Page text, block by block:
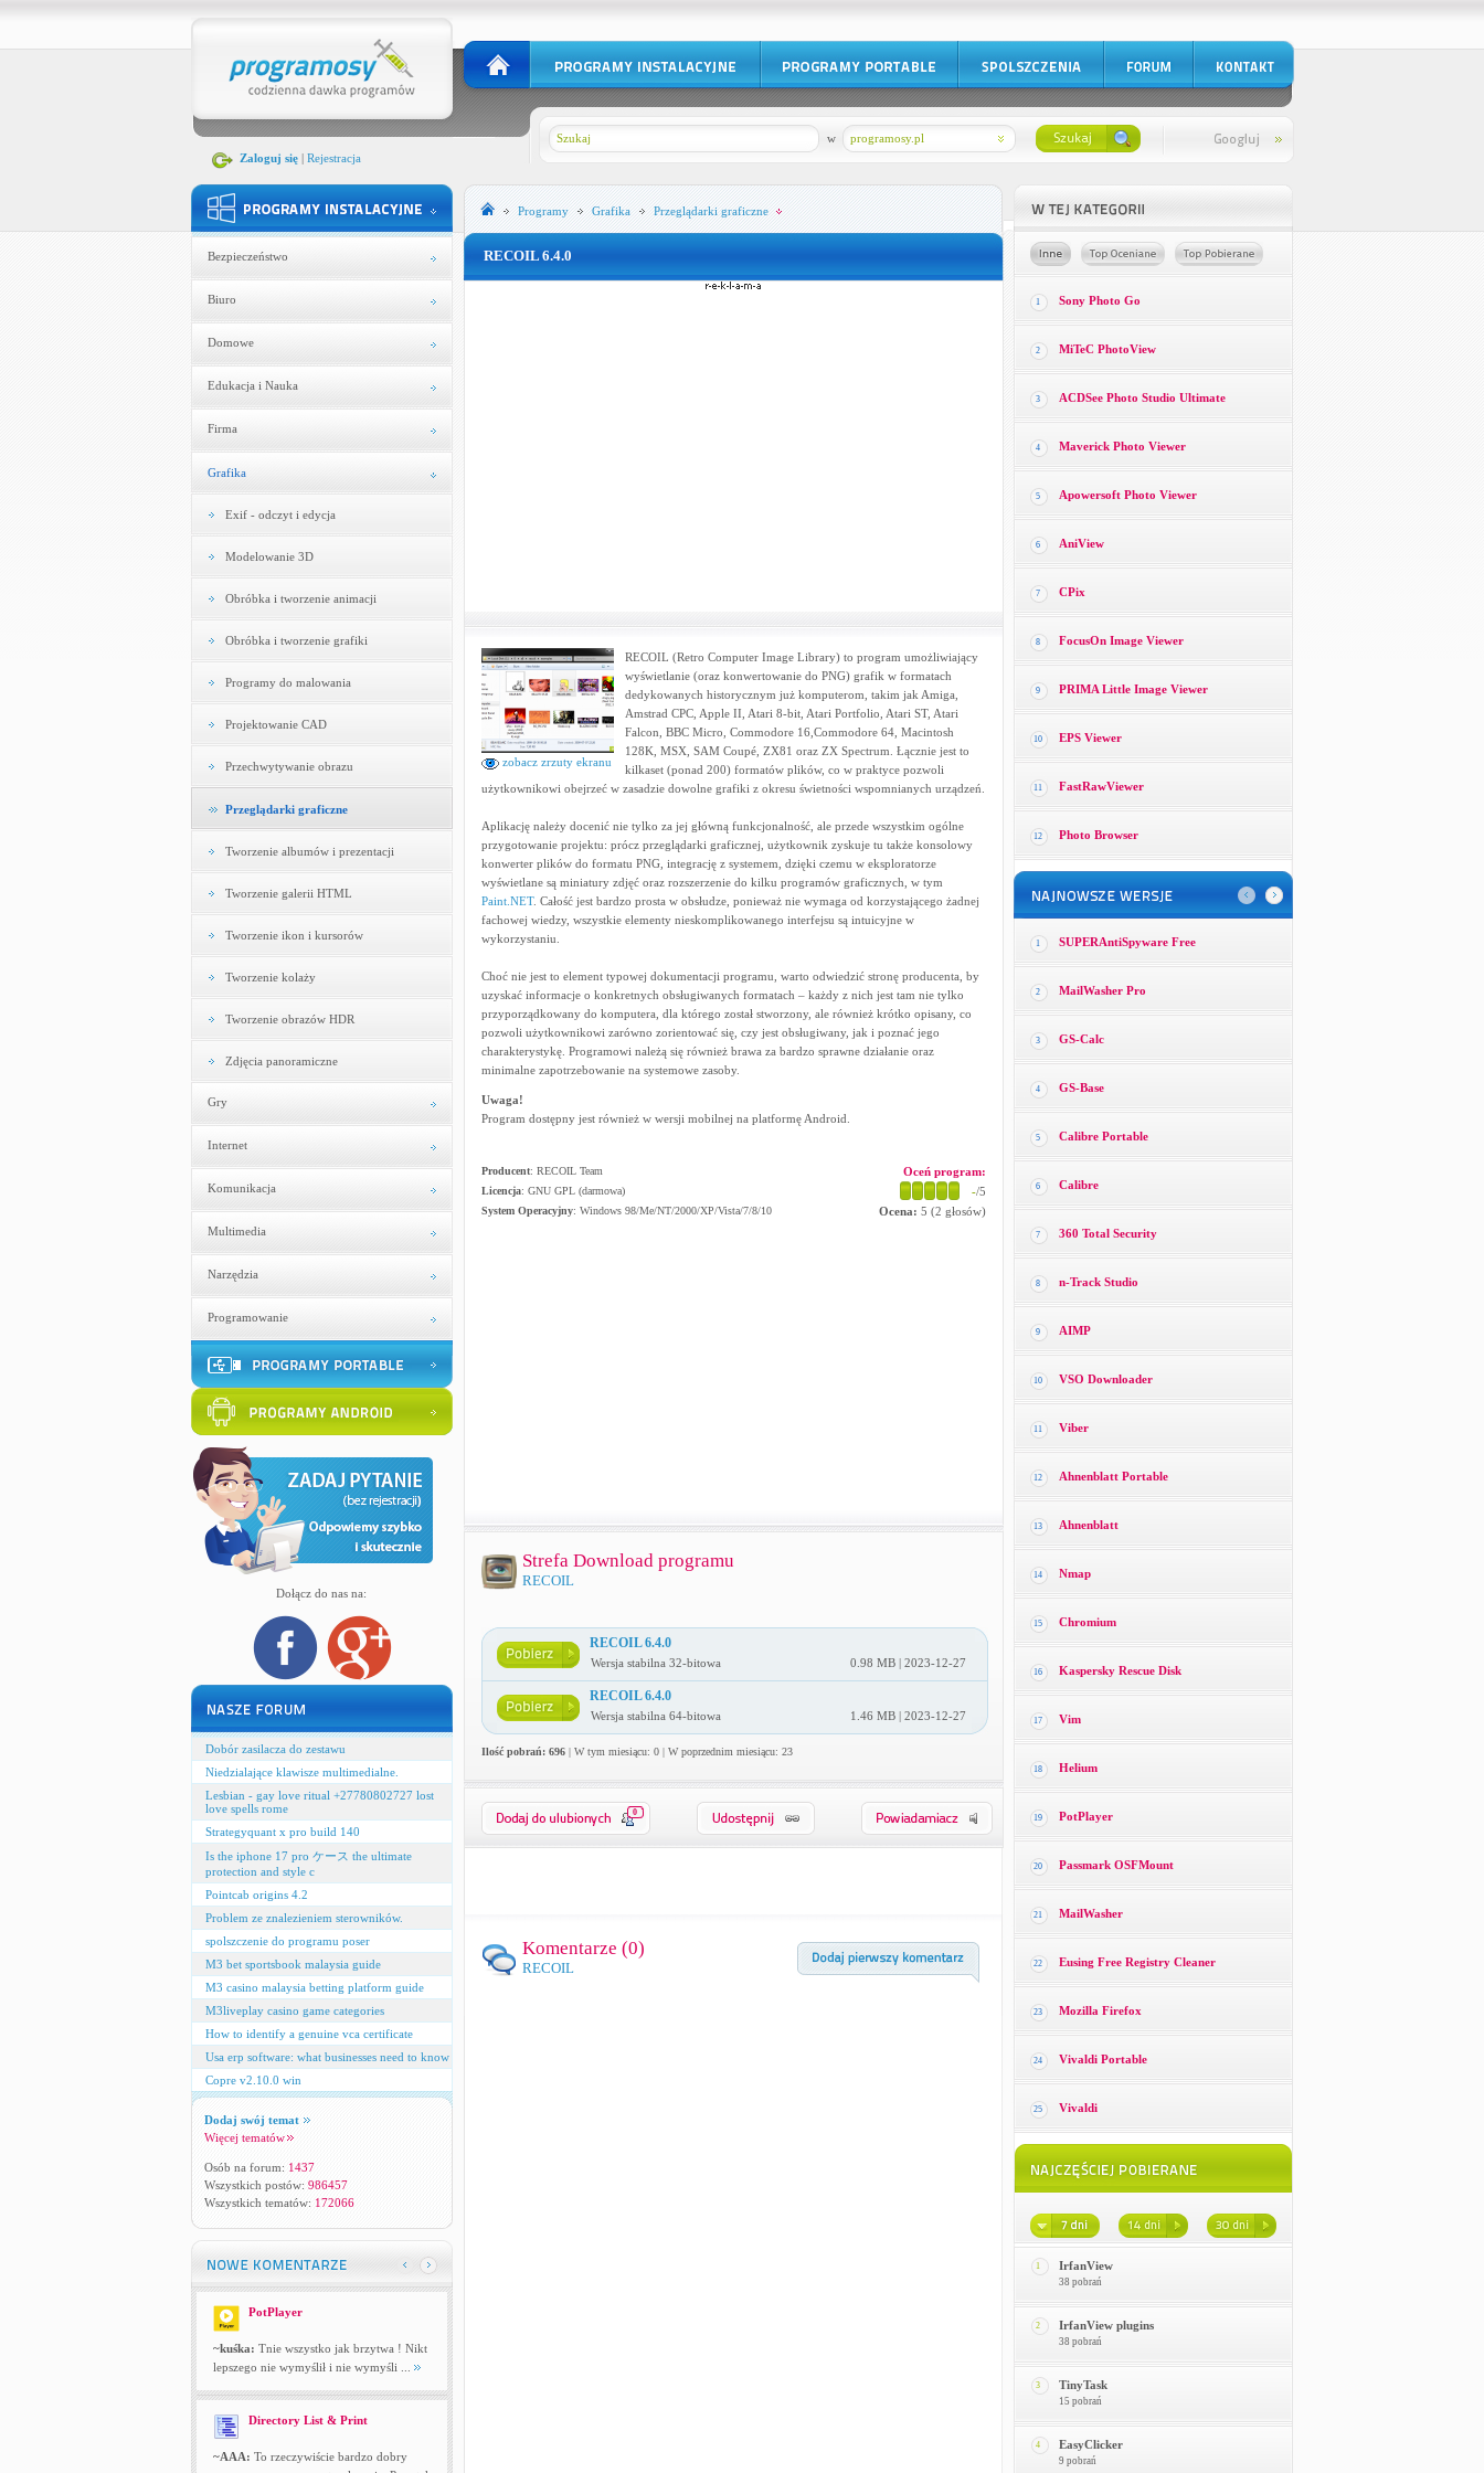
Zaloguj się| Rejestracja
programosy.pl
w
Bezpieczeństwo
Biuro
Domowe
Edukacja i Nauka
Firma
Grafika
Exif - odczyt i edycja
Modelowanie 3D
Obróbka i tworzenie animacji
Obróbka i tworzenie grafiki
Programy do malowania
Projektowanie CAD
Przechwytywanie obrazu
Przeglądarki graficzne
Tworzenie albumów i prezentacji
Tworzenie galerii HTML
Tworzenie ikon i kursorów
Tworzenie kolaży
Tworzenie obrazów HDR
Zdjęcia panoramiczne
Gry
Internet
Komunikacja
Multimedia
Narzędzia
Programowanie
Dołącz do nas na:
Dobór zasilacza do zestawu
Niedzialające klawisze multimedialne.
Lesbian - gay love ritual +27780802727 lost
love spells rome
Strategyquant x pro build 140
Is the iphone 17 pro ケース the ultimate
protection and style c
Pointcab origins 4.2
Problem ze znalezieniem sterowników.
spolszczenie do programu poser
M3 bet sportsbook malaysia guide
M3 casino malaysia betting platform guide
M3liveplay casino game categories
How to identify a genuine vca certificate
Usa erp software: what businesses need to know
Copre v2.10.0 win
Dodaj swój temat
Więcej tematów
Osób na forum: 1437
Wszystkich postów: 986457
Wszystkich tematów: 172066
PotPlayer
~kuśka: Tnie wszystko jak brzytwa ! Nikt
lepszego nie wymyślił i nie wymyśli ...
Directory List & Print
~AAA: To rzeczywiście bardzo dobry
Programy Grafika Przeglądarki graficzne
RECOIL 6.4.0
zobacz zrzuty ekranu
RECOIL (Retro Computer Image Library) to program umożliwiający
wyświetlanie (oraz konwertowanie do PNG) grafik w formatach
dedykowanych historycznym już komputerom, takim jak Amiga,
Amstrad CPC, Apple II, Atari 8-bit, Atari Portfolio, Atari ST, Atari
Falcon, BBC Micro, Commodore 16,Commodore 64, Macintosh
128K, MSX, SAM Coupé, ZX81 oraz ZX Spectrum. Łącznie jest to
kilkaset (ponad 200) formatów plików, co w praktyce pozwoli
użytkownikowi obejrzeć w zasadzie dowolne grafiki z okresu świetności wspomnianych urządzeń.
Aplikację należy docenić nie tylko za jej główną funkcjonalność, ale przede wszystkim ogólne
przygotowanie projektu: prócz przeglądarki graficznej, użytkownik zyskuje tu także konsolowy
konwerter plików do formatu PNG, integrację z systemem, dzięki czemu w eksploratorze
wyświetlane są miniatury zdjęć oraz rozszerzenie do kilku programów graficznych, w tym
Paint.NET. Całość jest bardzo prosta w obsłudze, ponieważ nie wymaga od korzystającego żadnej
fachowej wiedzy, wszystkie elementy nieskomplikowanego interfejsu są intuicyjne w
wykorzystaniu.
Choć nie jest to element typowej dokumentacji programu, warto odwiedzić stronę producenta, by
uzyskać informacje o konkretnych obsługiwanych formatach – każdy z nich jest tam nie tylko
przyporządkowany do komputera, dla którego został stworzony, ale również krótko opisany, co
pozwoli użytkownikowi zarówno zorientować się, czy jest obsługiwany, jak i poznać jego
charakterystykę. Programowi należą się również brawa za bardzo sprawne działanie oraz
minimalne zapotrzebowanie na systemowe zasoby.
Uwaga!
Program dostępny jest również w wersji mobilnej na platformę Android.
Producent: RECOIL Team
Licencja: GNU GPL (darmowa)
System Operacyjny: Windows 98/Me/NT/2000/XP/Vista/7/8/10
Oceń program:
-/5
Ocena: 5 (2 głosów)
Strefa Download programu
RECOIL
RECOIL 6.4.0
Wersja stabilna 32-bitowa 0.98 MB | 2023-12-27
RECOIL 6.4.0
Wersja stabilna 64-bitowa 1.46 MB | 2023-12-27
Ilość pobrań: 696| W tym miesiącu: 0 | W poprzednim miesiącu: 23
0
Komentarze (0)
RECOIL
1 Sony Photo Go
2 MiTeC PhotoView
3 ACDSee Photo Studio Ultimate
4 Maverick Photo Viewer
5 Apowersoft Photo Viewer
6 AniView
7 CPix
8 FocusOn Image Viewer
9 PRIMA Little Image Viewer
10 EPS Viewer
11 FastRawViewer
12 Photo Browser
1 SUPERAntiSpyware Free
2 MailWasher Pro
3 GS-Calc
4 GS-Base
5 Calibre Portable
6 Calibre
7 360 Total Security
8 n-Track Studio
9 AIMP
10 VSO Downloader
11 Viber
12 Ahnenblatt Portable
13 Ahnenblatt
14 Nmap
15 Chromium
16 Kaspersky Rescue Disk
17 Vim
18 Helium
19 PotPlayer
20 Passmark OSFMount
21 MailWasher
22 Eusing Free Registry Cleaner
23 Mozilla Firefox
24 Vivaldi Portable
25 Vivaldi
1 IrfanView
38 pobrań
2 IrfanView plugins
38 pobrań
3 TinyTask
15 pobrań
4 EasyClicker
9 pobrań